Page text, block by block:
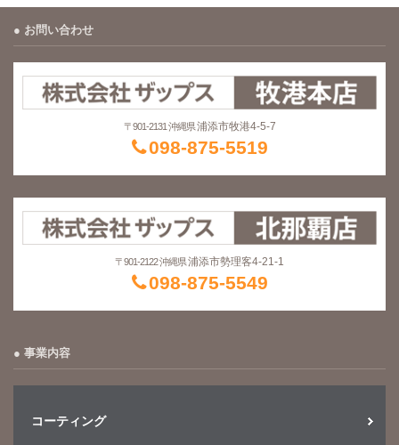
お問い合わせ
〒901-2131 沖縄県 浦添市牧港4-5-7
098-875-5519
〒901-2122 沖縄県浦添市勢理客4-21-1
098-875-5549
事業内容
コーティング